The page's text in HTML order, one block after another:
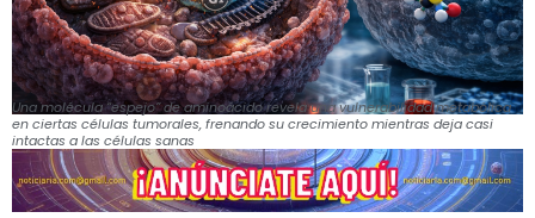
Una molécula “espejo” de aminoácido revela una vulnerabilidad metabólica
en ciertas células tumorales, frenando su crecimiento mientras deja casi
intactas a las células sanas